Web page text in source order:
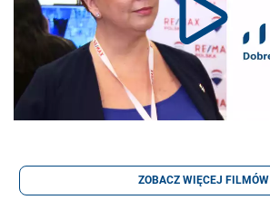
ZOBACZ WIĘCEJ FILMÓW